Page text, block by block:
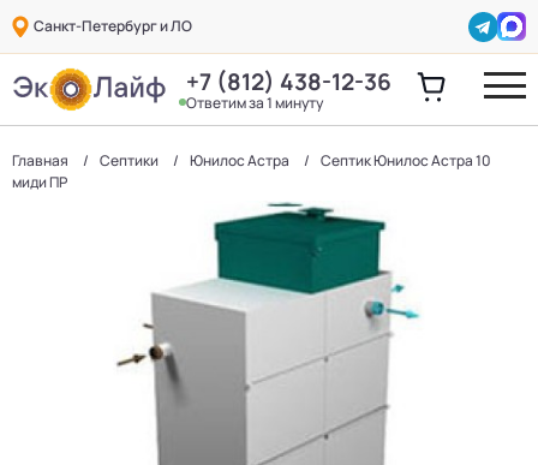
Санкт-Петербург и ЛО
+7 (812) 438-12-36
Ответим за 1 минуту
Главная Септики Юнилос Астра
Септик Юнилос Астра 10
миди ПР